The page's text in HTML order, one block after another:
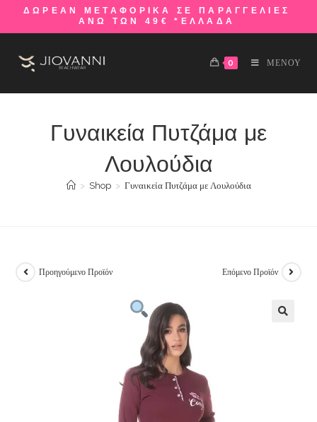
ΔΩΡΕΑΝ ΜΕΤΑΦΟΡΙΚΑ ΣΕ ΠΑΡΑΓΓΕΛΙΕΣ
ΑΝΩ ΤΩΝ 49€ *ΕΛΛΑΔΑ
0 ΜΕΝΟΥ
Γυναικεία Πυτζάμα με
Λουλούδια
> Shop > Γυναικεία Πυτζάμα με Λουλούδια
Προηγούμενο Προϊόν Επόμενο Προϊόν